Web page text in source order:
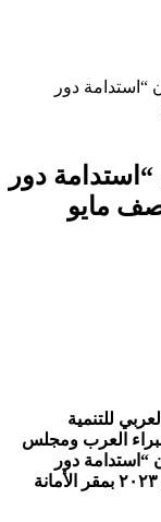
“استدامة دور
دور
مايو
للتنمية
العرب ومجلس
“استدامة دور
الأسرة في تنمية المجتمع” يومي ١٥ – ١٦ مايو ٢٠٢٣ بمقر الأمانة